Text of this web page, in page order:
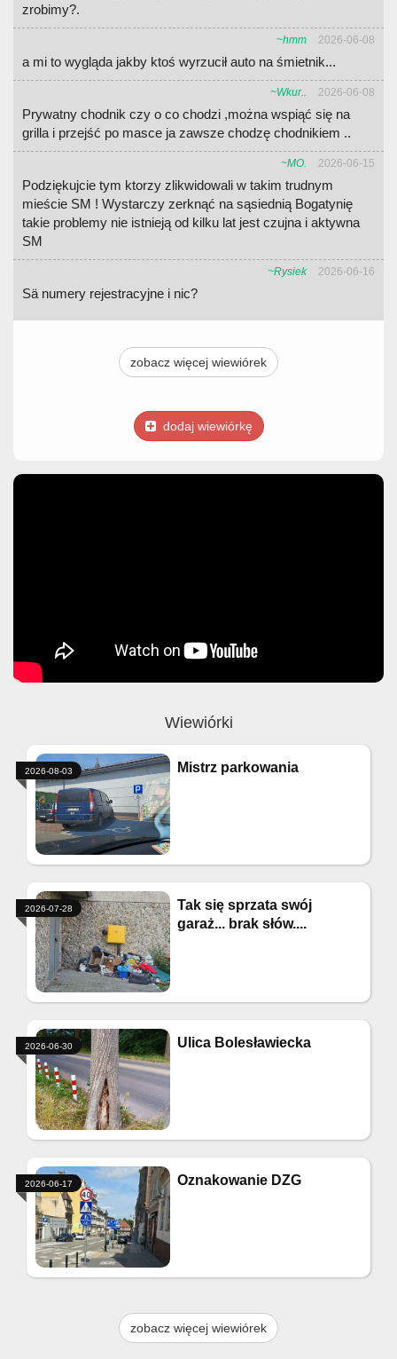
zrobimy?.
~hmm 2026-06-08
a mi to wygląda jakby ktoś wyrzucił auto na śmietnik...
~Wkur.. 2026-06-08
Prywatny chodnik czy o co chodzi ,można wspiąć się na
grilla i przejść po masce ja zawsze chodzę chodnikiem ..
~MO. 2026-06-15
Podziękujcie tym ktorzy zlikwidowali w takim trudnym
mieście SM ! Wystarczy zerknąć na sąsiednią Bogatynię
takie problemy nie istnieją od kilku lat jest czujna i aktywna
SM
~Rysiek 2026-06-16
Sä numery rejestracyjne i nic?
zobacz więcej wiewiórek
dodaj wiewiórkę
Wiewiórki
Mistrz parkowania
2026-08-03
Tak się sprzata swój
garaż... brak słów....
2026-07-28
Ulica Bolesławiecka
2026-06-30
Oznakowanie DZG
2026-06-17
zobacz więcej wiewiórek